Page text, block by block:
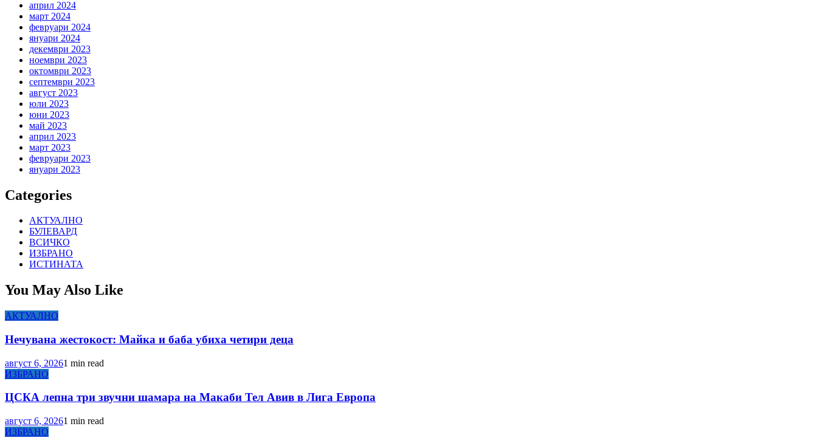
април 2024
март 2024
февруари 2024
януари 2024
декември 2023
ноември 2023
октомври 2023
септември 2023
август 2023
юли 2023
юни 2023
май 2023
април 2023
март 2023
февруари 2023
януари 2023
Categories
АКТУАЛНО
БУЛЕВАРД
ВСИЧКО
ИЗБРАНО
ИСТИНАТА
You May Also Like
АКТУАЛНО
Нечувана жестокост: Майка и баба убиха четири деца
август 6, 20261 min read
ИЗБРАНО
ЦСКА лепна три звучни шамара на Макаби Тел Авив в Лига Европа
август 6, 20261 min read
ИЗБРАНО